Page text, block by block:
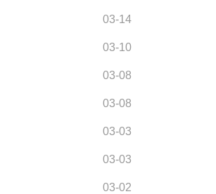
03-14
03-10
03-08
03-08
03-03
03-03
03-02